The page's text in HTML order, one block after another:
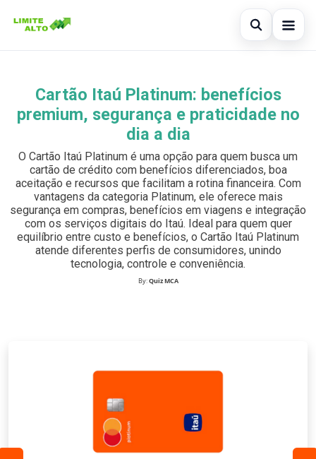
Abrir busca
Cartão de crédito
Empréstimo
Legal
Buscar no site
×
Buscar por:
Pressione Enter para buscar ou ESC para fechar.
Cartão Itaú Platinum: benefícios
premium, segurança e praticidade no
dia a dia
O Cartão Itaú Platinum é uma opção para quem busca um
cartão de crédito com benefícios diferenciados, boa
aceitação e recursos que facilitam a rotina financeira. Com
vantagens da categoria Platinum, ele oferece mais
segurança em compras, benefícios em viagens e integração
com os serviços digitais do Itaú. Ideal para quem quer
equilíbrio entre custo e benefícios, o Cartão Itaú Platinum
atende diferentes perfis de consumidores, unindo
tecnologia, controle e conveniência.
By:Quiz MCA